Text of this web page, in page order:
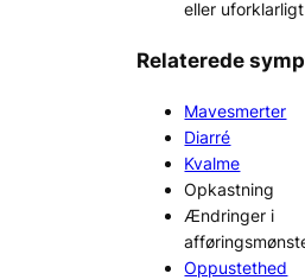
eller
Relaterede
Mavesmerter
Diarré
Kvalme
Opkastning
Ændringer i
Oppustethed